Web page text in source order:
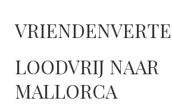
LOODVRIJ NAAR
MALLORCA